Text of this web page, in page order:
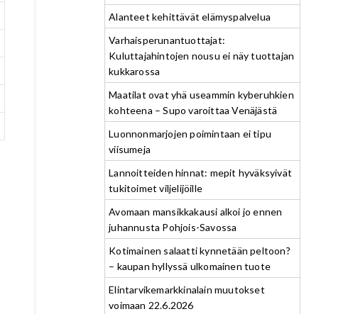
Alanteet kehittävät elämyspalvelua
Varhaisperunantuottajat:
Kuluttajahintojen nousu ei näy tuottajan
kukkarossa
Maatilat ovat yhä useammin kyberuhkien
kohteena – Supo varoittaa Venäjästä
Luonnonmarjojen poimintaan ei tipu
viisumeja
Lannoitteiden hinnat: mepit hyväksyivät
tukitoimet viljelijöille
Avomaan mansikkakausi alkoi jo ennen
juhannusta Pohjois-Savossa
Kotimainen salaatti kynnetään peltoon?
– kaupan hyllyssä ulkomainen tuote
Elintarvikemarkkinalain muutokset
voimaan 22.6.2026